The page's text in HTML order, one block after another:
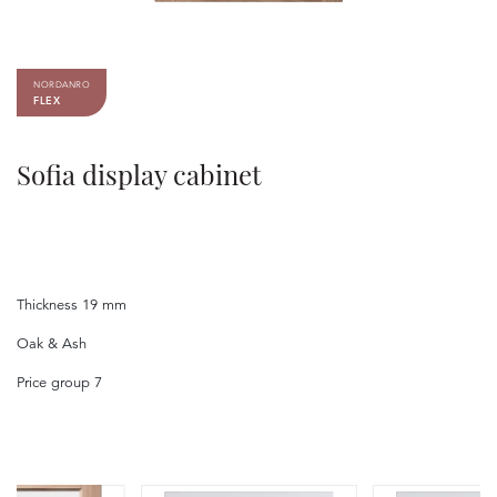
Sofia display cabinet
NORDANRO
FLEX
Thickness 19 mm
Oak & Ash
Price group 7